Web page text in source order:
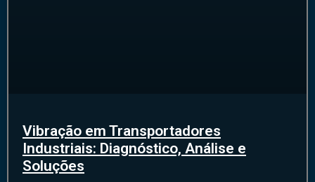
Vibração em Transportadores
Industriais: Diagnóstico, Análise e
Soluções